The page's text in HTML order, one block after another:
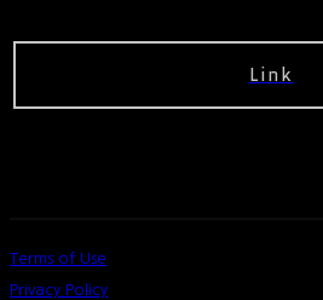
Link
Terms of Use
Privacy Policy